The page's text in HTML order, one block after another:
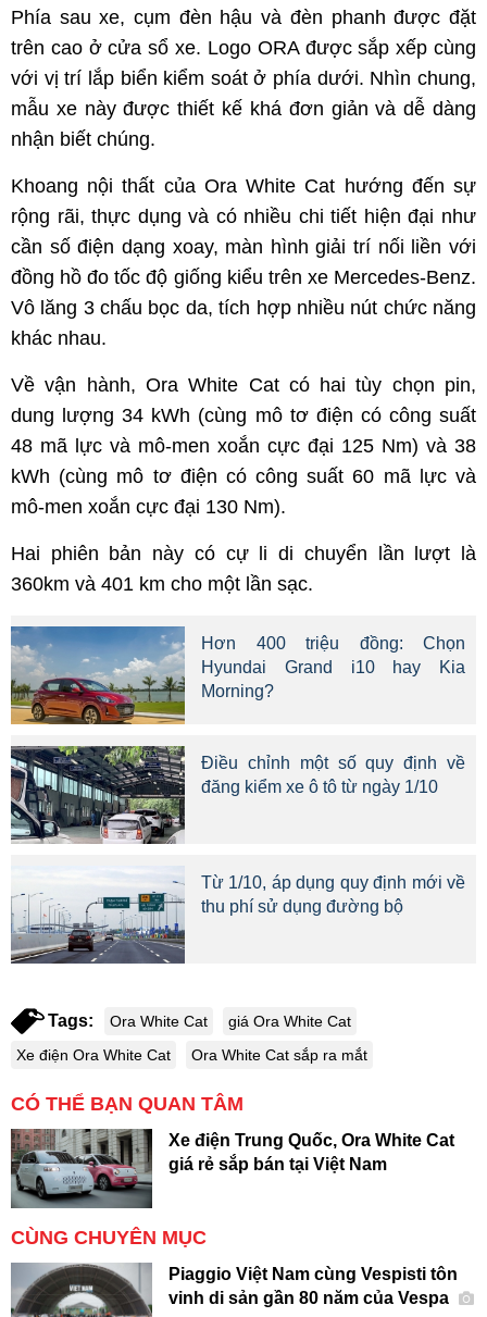
Phía sau xe, cụm đèn hậu và đèn phanh được đặt
trên cao ở cửa sổ xe. Logo ORA được sắp xếp cùng
với vị trí lắp biển kiểm soát ở phía dưới. Nhìn chung,
mẫu xe này được thiết kế khá đơn giản và dễ dàng
nhận biết chúng.
Khoang nội thất của Ora White Cat hướng đến sự
rộng rãi, thực dụng và có nhiều chi tiết hiện đại như
cần số điện dạng xoay, màn hình giải trí nối liền với
đồng hồ đo tốc độ giống kiểu trên xe Mercedes-Benz.
Vô lăng 3 chấu bọc da, tích hợp nhiều nút chức năng
khác nhau.
Về vận hành, Ora White Cat có hai tùy chọn pin,
dung lượng 34 kWh (cùng mô tơ điện có công suất
48 mã lực và mô-men xoắn cực đại 125 Nm) và 38
kWh (cùng mô tơ điện có công suất 60 mã lực và
mô-men xoắn cực đại 130 Nm).
Hai phiên bản này có cự li di chuyển lần lượt là
360km và 401 km cho một lần sạc.
Hơn 400 triệu đồng: Chọn
Hyundai Grand i10 hay Kia
Morning?
Điều chỉnh một số quy định về
đăng kiểm xe ô tô từ ngày 1/10
Từ 1/10, áp dụng quy định mới về
thu phí sử dụng đường bộ
Tags: Ora White Cat
giá Ora White Cat
Xe điện Ora White Cat
Ora White Cat sắp ra mắt
CÓ THỂ BẠN QUAN TÂM
Xe điện Trung Quốc, Ora White Cat
giá rẻ sắp bán tại Việt Nam
CÙNG CHUYÊN MỤC
Piaggio Việt Nam cùng Vespisti tôn
vinh di sản gần 80 năm của Vespa